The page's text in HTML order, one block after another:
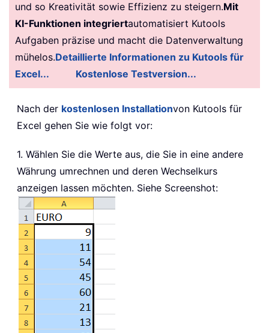
und so Kreativität sowie Effizienz zu steigern.Mit
KI-Funktionen integriertautomatisiert Kutools
Aufgaben präzise und macht die Datenverwaltung
mühelos.Detaillierte Informationen zu Kutools für
Excel...
Kostenlose Testversion...
Nach der kostenlosen Installationvon Kutools für
Excel gehen Sie wie folgt vor:
1. Wählen Sie die Werte aus, die Sie in eine andere
Währung umrechnen und deren Wechselkurs
anzeigen lassen möchten. Siehe Screenshot: